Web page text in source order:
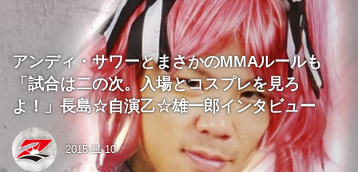
アンディ・サワーとまさかのMMAルールも
「試合は二の次。入場とコスプレを見ろ
よ！」長島☆自演乙☆雄一郎インタビュー
2015-11-10